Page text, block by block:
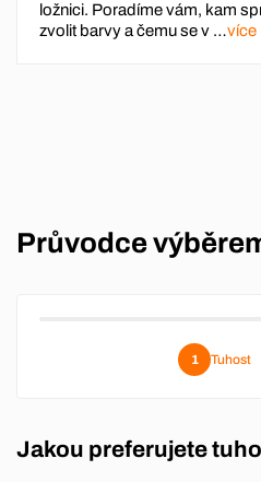
ložnici. Poradíme vám, kam
zvolit barvy a čemu se v …více
Průvodce
1 Tuhost
Jakou preferujete